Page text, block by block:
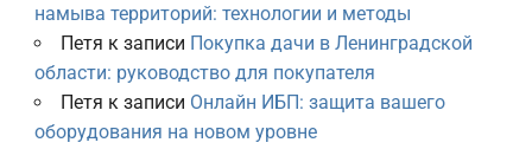
намыва территорий: технологии и методы
Петя к записи Покупка дачи в Ленинградской
области: руководство для покупателя
Петя к записи Онлайн ИБП: защита вашего
оборудования на новом уровне